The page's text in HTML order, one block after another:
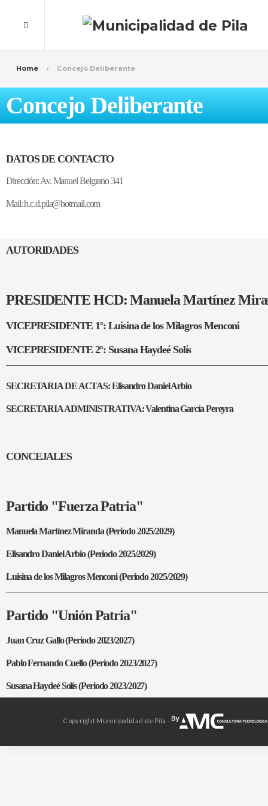
Home Concejo Deliberante
Concejo Deliberante
DATOS DE CONTACTO
Dirección: Av. Manuel Belgrano 341
Mail: h.c.d.pila@hotmail.com
AUTORIDADES
PRESIDENTE HCD: Manuela Martínez
VICEPRESIDENTE 1°: Luisina de los Milagros Menconi
VICEPRESIDENTE 2°: Susana Haydeé Solís
SECRETARIA DE ACTAS: Elisandro Daniel Arbio
SECRETARIA ADMINISTRATIVA: Valentina García Pereyra
CONCEJALES
Partido "Fuerza Patria"
Manuela Martínez Miranda (Periodo 2025/2029)
Elisandro Daniel Arbio (Periodo 2025/2029)
Luisina de los Milagros Menconi (Periodo 2025/2029)
Partido "Unión Patria"
Juan Cruz Gallo (Periodo 2023/2027)
Pablo Fernando Cuello (Periodo 2023/2027)
Susana Haydeé Solís (Periodo 2023/2027)
Copyright Municipalidad de Pila -